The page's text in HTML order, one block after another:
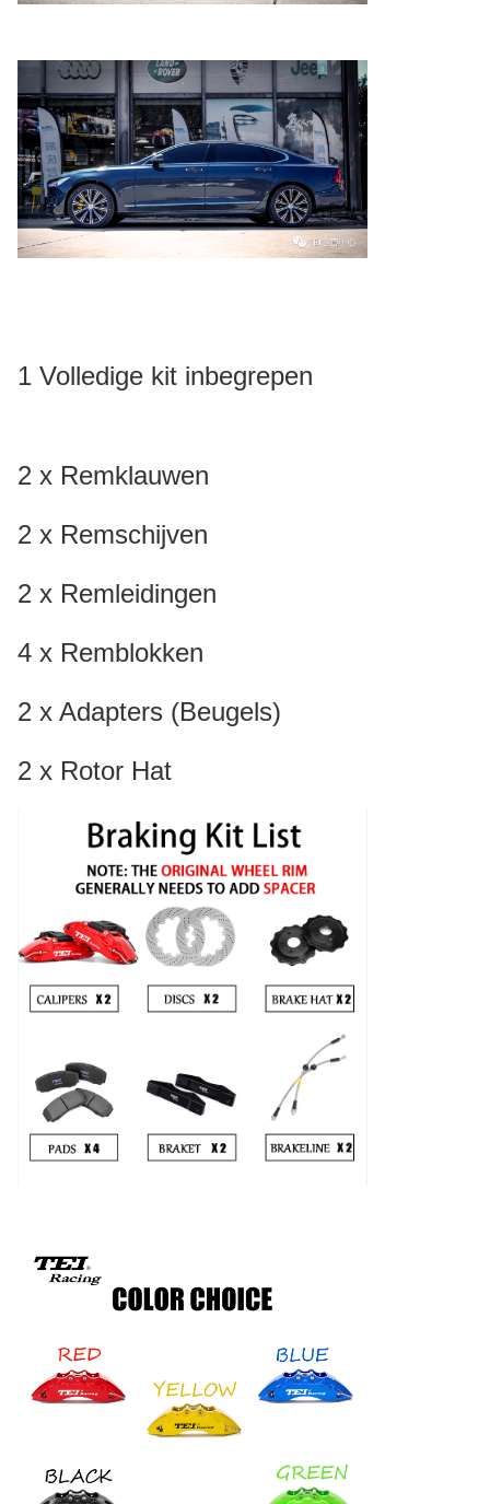
1 Volledige kit inbegrepen
2 x Remklauwen
2 x Remschijven
2 x Remleidingen
4 x Remblokken
2 x Adapters (Beugels)
2 x Rotor Hat